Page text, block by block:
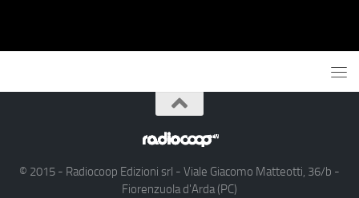
© 2015 - Radiocoop Edizioni srl - Viale Giacomo Matteotti, 36/b -
Fiorenzuola d'Arda (PC)